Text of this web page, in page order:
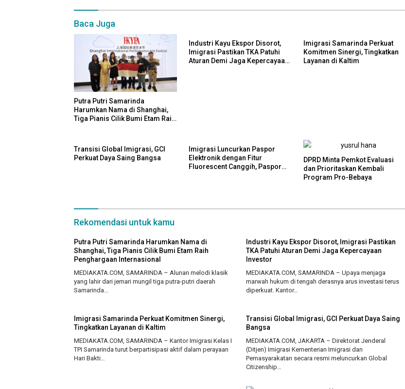
Baca Juga
Putra Putri Samarinda
Harumkan Nama di Shanghai,
Tiga Pianis Cilik Bumi Etam Raih
Industri Kayu Ekspor Disorot,
Imigrasi Pastikan TKA Patuhi
Aturan Demi Jaga Kepercayaan
Imigrasi Samarinda Perkuat
Komitmen Sinergi, Tingkatkan
Layanan di Kaltim
Transisi Global Imigrasi, GCI
Perkuat Daya Saing Bangsa
Imigrasi Luncurkan Paspor
Elektronik dengan Fitur
Fluorescent Canggih, Paspor
DPRD Minta Pemkot Evaluasi
dan Prioritaskan Kembali
Program Pro-Bebaya
Rekomendasi untuk kamu
Putra Putri Samarinda Harumkan Nama di
Shanghai, Tiga Pianis Cilik Bumi Etam Raih
Penghargaan Internasional
MEDIAKATA.COM, SAMARINDA – Alunan melodi klasik
yang lahir dari jemari mungil tiga putra-putri daerah
Samarinda…
Industri Kayu Ekspor Disorot, Imigrasi Pastikan
TKA Patuhi Aturan Demi Jaga Kepercayaan
Investor
MEDIAKATA.COM, SAMARINDA – Upaya menjaga
marwah hukum di tengah derasnya arus investasi terus
diperkuat. Kantor…
Imigrasi Samarinda Perkuat Komitmen Sinergi,
Tingkatkan Layanan di Kaltim
MEDIAKATA.COM, SAMARINDA – Kantor Imigrasi Kelas I
TPI Samarinda turut berpartisipasi aktif dalam perayaan
Hari Bakti…
Transisi Global Imigrasi, GCI Perkuat Daya Saing
Bangsa
MEDIAKATA.COM, JAKARTA – Direktorat Jenderal
(Ditjen) Imigrasi Kementerian Imigrasi dan
Pemasyarakatan secara resmi meluncurkan Global
Citizenship…